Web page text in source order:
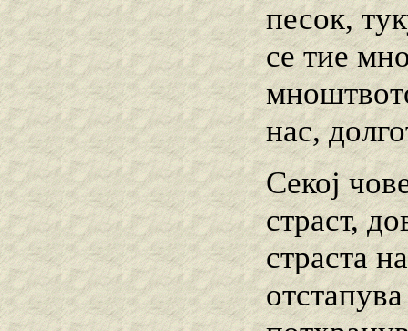
песок,
се тие
нас,
Секој
страст,
страста